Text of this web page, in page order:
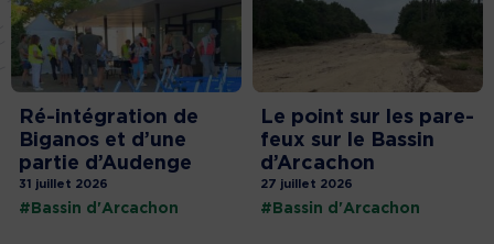
Ré-intégration de
Biganos et d’une
partie d’Audenge
31 juillet 2026
#Bassin d'Arcachon
Le point sur les pare-
feux sur le Bassin
d’Arcachon
27 juillet 2026
#Bassin d'Arcachon